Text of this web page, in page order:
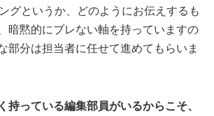
グというか、どのようにお伝えするも
暗黙的にブレない軸を持っていますの
部分は担当者に任せて進めてもらいま
っている編集部員がいるからこそ、